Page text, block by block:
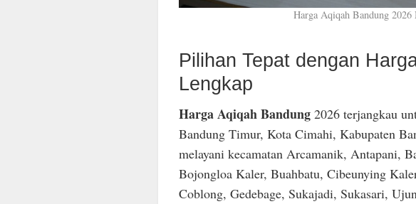
Harga Aqiqah Bandung
Pilihan Tepat dengan
Lengkap
Harga Aqiqah Bandung2026 terjangkau
Bandung Timur, Kota Cimahi, Kabupaten
melayani kecamatan Arcamanik, Antapani,
Bojongloa Kaler, Buahbatu, Cibeunying
Coblong, Gedebage, Sukajadi, Sukasari,